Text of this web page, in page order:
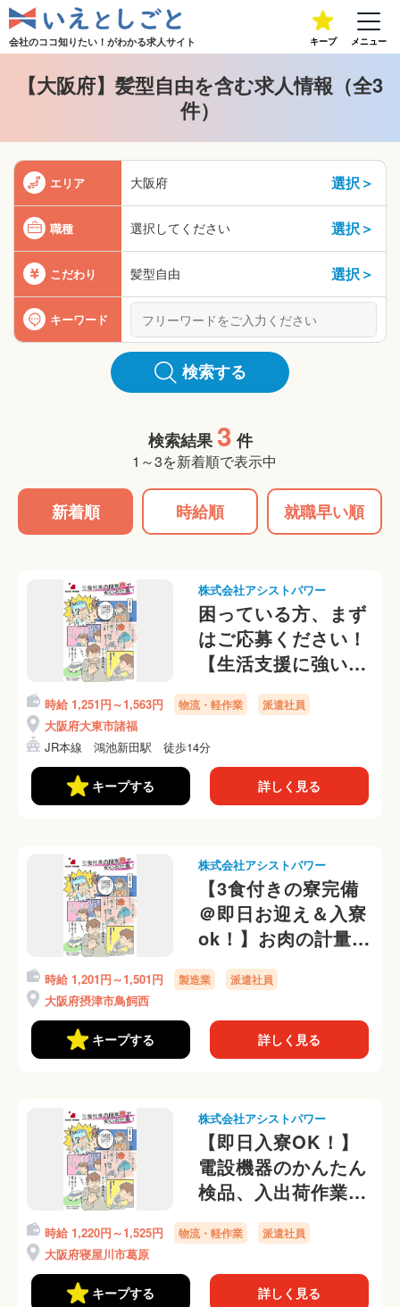
会社のココ知りたい！がわかる求人サイト キープ メニュー
【大阪府】髪型自由を含む求人情報（全3
件）
エリア 大阪府 選択＞
職種 選択してください 選択＞
こだわり 髪型自由 選択＞
キーワード
検索する
検索結果 3 件
1～3を新着順で表示中
新着順 時給順 就職早い順
株式会社アシストパワー
困っている方、まず
はご応募ください！
【生活支援に強い派
遣会社、即日入寮
OK！】倉庫内のか
んたんピッキング仕
分け作業
時給 1,251円～1,563円 物流・軽作業 派遣社員
大阪府大東市諸福
JR本線 鴻池新田駅 徒歩14分
キープする 詳しく見る
株式会社アシストパワー
【3食付きの寮完備
＠即日お迎え＆入寮
ok！】お肉の計量、
仕分けの軽作業！選
べる勤務時間帯＠
時給 1,201円～1,501円 製造業 派遣社員
大阪府摂津市鳥飼西
キープする 詳しく見る
株式会社アシストパワー
【即日入寮OK！】
電設機器のかんたん
検品、入出荷作業＠
寮からラクラク自転
車通勤ok！
時給 1,220円～1,525円 物流・軽作業 派遣社員
大阪府寝屋川市葛原
キープする 詳しく見る